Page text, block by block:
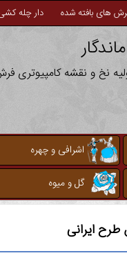
های بافته شده دار چله
نخ و نقشه کامپیوتری
اشرافی و چهره
گل و میوه
ایرانی